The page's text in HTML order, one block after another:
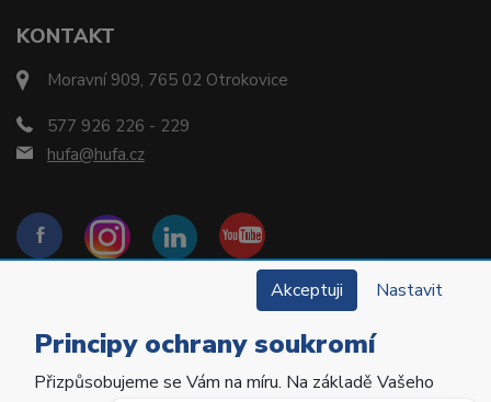
KONTAKT
Moravní 909, 765 02 Otrokovice
577 926 226 - 229
hufa@hufa.cz
Copyright © 2022 Hu-Fa Dental a.s. Všechna práva
Akceptuji Nastavit
Principy ochrany soukromí
Přizpůsobujeme se Vám na míru. Na základě Vašeho